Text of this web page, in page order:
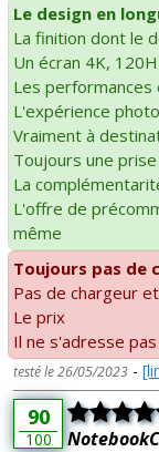
Le design en
La finition dont le
Un écran 4K,
Les performances
L'expérience
Vraiment à
Toujours une
La
L'offre de
même
Toujours pas de
Pas de chargeur
Le prix
Il ne s'adresse
testé le 26/05/2023 -
90
100